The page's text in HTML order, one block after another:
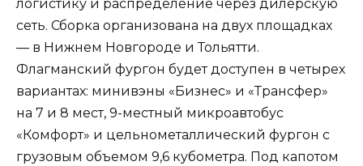
логистику и распределение через дилерскую
сеть. Сборка организована на двух площадках
— в Нижнем Новгороде и Тольятти.
Флагманский фургон будет доступен в четырех
вариантах: минивэны «Бизнес» и «Трансфер»
на 7 и 8 мест, 9-местный микроавтобус
«Комфорт» и цельнометаллический фургон с
грузовым объемом 9,6 кубометра. Под капотом